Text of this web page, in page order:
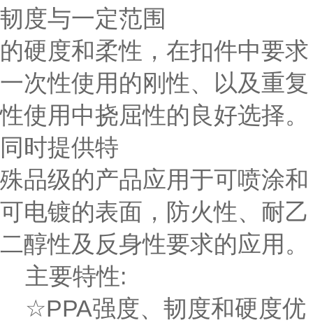
韧度与一定范围
的硬度和柔性，在扣件中要求
一次性使用的刚性、以及重复
性使用中挠屈性的良好选择。
同时提供特
殊品级的产品应用于可喷涂和
可电镀的表面，防火性、耐乙
二醇性及反身性要求的应用。
主要特性:
☆PPA强度、韧度和硬度优